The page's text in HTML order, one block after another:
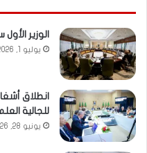
الوزير
يوليو 1, 2026
انطلاق
للجالية
يونيو 28, 2026